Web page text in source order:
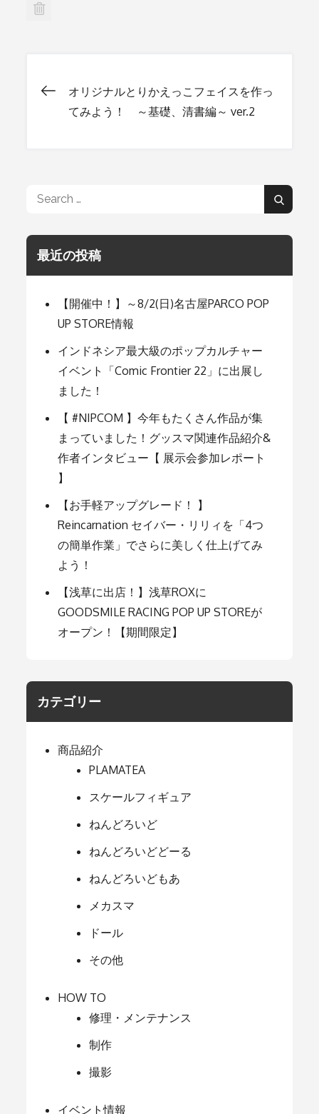
投
ナ
ビ
ゲ
ー
シ
ョ
ン
オリジナルとりかえっこフェイスを作っ
てみよう！ ～基礎、清書編～ ver.2
Search
Search
最近の投稿
【開催中！】～8/2(日)名古屋PARCO POP
UP STORE情報
インドネシア最大級のポップカルチャー
イベント「Comic Frontier 22」に出展し
ました！
【 #NIPCOM 】今年もたくさん作品が集
まっていました！グッスマ関連作品紹介&
作者インタビュー【 展示会参加レポート
】
【お手軽アップグレード！ 】
Reincarnation セイバー・リリィを「4つ
の簡単作業」でさらに美しく仕上げてみ
よう！
【浅草に出店！】浅草ROXに
GOODSMILE RACING POP UP STOREが
オープン！【期間限定】
カテゴリー
商品紹介
PLAMATEA
スケールフィギュア
ねんどろいど
ねんどろいどどーる
ねんどろいどもあ
メカスマ
ドール
その他
HOW TO
修理・メンテナンス
制作
撮影
イベント情報